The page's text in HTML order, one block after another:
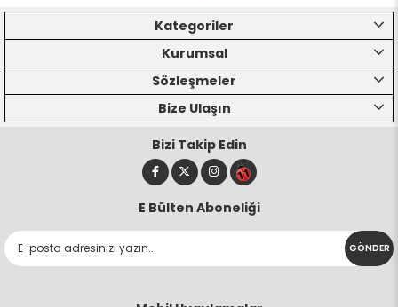
Kategoriler
Kurumsal
Sözleşmeler
Bize Ulaşın
Bizi Takip Edin
E Bülten Aboneliği
GÖNDER